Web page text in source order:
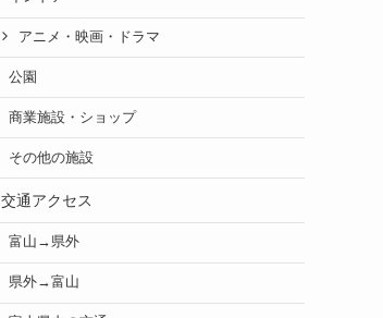
アニメ・映画・ドラマ
公園
商業施設・ショップ
その他の施設
交通アクセス
富山→県外
県外→富山